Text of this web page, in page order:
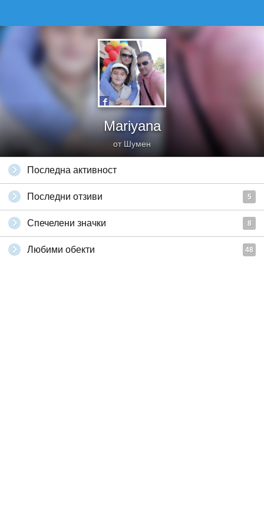
Mariyana
от Шумен
Последна активност
Последни отзиви 5
Спечелени значки 8
Любими обекти 48